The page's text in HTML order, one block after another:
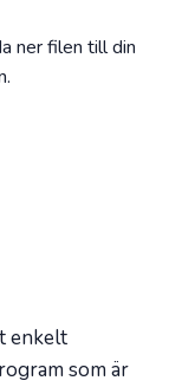
ner filen till din
enkelt
som är